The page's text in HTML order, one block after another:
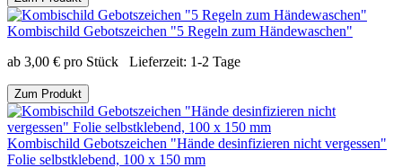
Kombischild Gebotszeichen "5 Regeln zum Händewaschen"
ab 3,00 € pro Stück Lieferzeit: 1-2 Tage
Zum Produkt
Kombischild Gebotszeichen "Hände desinfizieren nicht vergessen"
Folie selbstklebend, 100 x 150 mm